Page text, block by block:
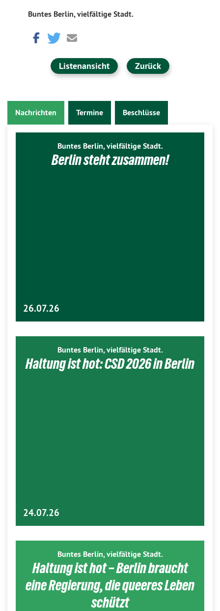
Buntes Berlin, vielfältige Stadt.
Listenansicht Zurück
Nachrichten Termine Beschlüsse
Buntes Berlin, vielfältige Stadt.
Berlin steht zusammen!
26.07.26
Buntes Berlin, vielfältige Stadt.
Haltung ist hot: CSD 2026 in Berlin
24.07.26
Buntes Berlin, vielfältige Stadt.
Haltung ist hot – Berlin braucht
eine Regierung, die queeres Leben
schützt